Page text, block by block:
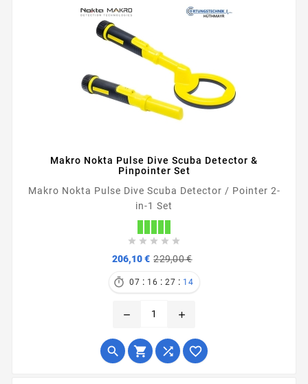
Makro Nokta Pulse Dive Scuba Detector &
Pinpointer Set
Makro Nokta Pulse Dive Scuba Detector / Pointer 2-
in-1 Set
    
206,10 € 229,00 €
 07 : 16 : 27 : 13
remove add
   